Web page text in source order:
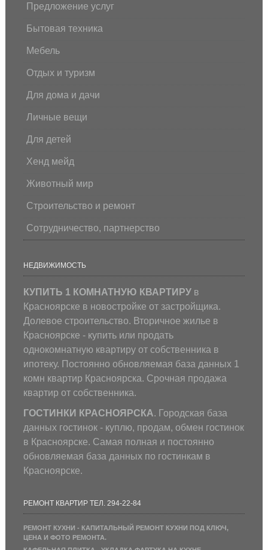
Предложение услуг
Бытовая техника
Мебель
Отдых и туризм
Для дома и дачи
Личные вещи
Для детей
Хенд мейд
Животный мир
Строительство и ремонт
Сотрудничество, партнерство
НЕДВИЖИМОСТЬ
КУПИТЬ 1 КОМНАТНУЮ КВАРТИРУв
Красноярске в новостройке от застройщика.
Долевое строительство. Вторичное жилье в
Красноярске - купить или продать
однокомнатную квартиру от собственника в
ипотеку. Постоянно обновляемая база данных 1
комн квартир Красноярска. Срочная продажа
квартир от собственника.
ГОСТИНКИ КРАСНОЯРСКА. Городская база
данных гостинок - куплю, продам, обмен гостинок
в Красноярске. Самая полная и постоянно
обновляемая база данных по гостинкам в
Красноярске.
РЕМОНТ КВАРТИР ТЕЛ. 294-22-84
РЕМОНТ КУХНИ - КАПИТАЛЬНЫЙ РЕМОНТ КУХНИ ПОД КЛЮЧ,
ЦЕНА И ФОТО РЕМОНТА.